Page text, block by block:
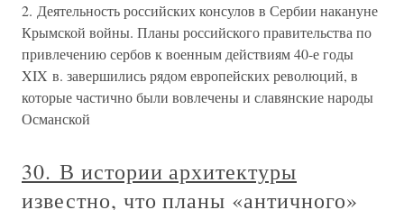
2. Деятельность российских консулов в Сербии накануне
Крымской войны. Планы российского правительства по
привлечению сербов к военным действиям 40-е годы
XIX в. завершились рядом европейских революций, в
которые частично были вовлечены и славянские народы
Османской
30. В истории архитектуры
известно, что планы «античного»